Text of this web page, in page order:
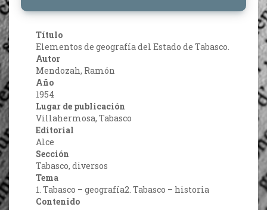
Título
Elementos de geografía del Estado de Tabasco.
Autor
Mendozah, Ramón
Año
1954
Lugar de publicación
Villahermosa, Tabasco
Editorial
Alce
Sección
Tabasco, diversos
Tema
1. Tabasco – geografía2. Tabasco – historia
Contenido